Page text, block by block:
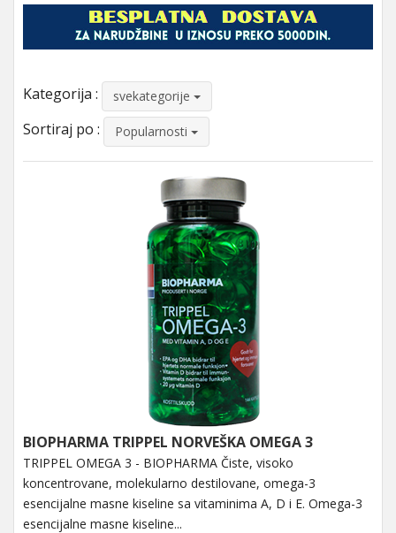
Kategorija : svekategorije
Sortiraj po : Popularnosti
BIOPHARMA TRIPPEL NORVEŠKA OMEGA 3
TRIPPEL OMEGA 3 - BIOPHARMA Čiste, visoko
koncentrovane, molekularno destilovane, omega-3
esencijalne masne kiseline sa vitaminima A, D i E. Omega-3
esencijalne masne kiseline...